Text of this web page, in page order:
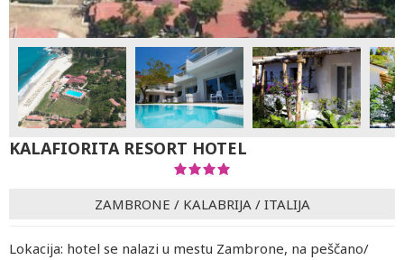
KALAFIORITA RESORT HOTEL
ZAMBRONE / KALABRIJA / ITALIJA
Lokacija: hotel se nalazi u mestu Zambrone, na peščano/